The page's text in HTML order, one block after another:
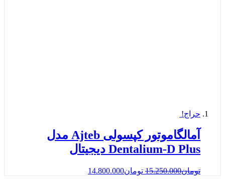
حراج!
آمالگاموتور کپسولی Ajteb مدل
Dentalium-D Plus دیجیتال
تومان15.250.000 تومان14.800.000